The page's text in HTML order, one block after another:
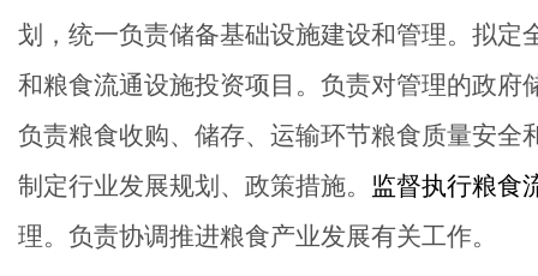
划，统一负责储备基础设施建设和管理。拟
和粮食流通设施投资项目。负责对管理的政
负责粮食收购、储存、运输环节粮食质量安
制定行业发展规划、政策措施。 监督执行粮食
理。负责协调推进粮食产业发展有关工作。